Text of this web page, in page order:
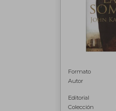
Formato
Autor
Editorial
Colección